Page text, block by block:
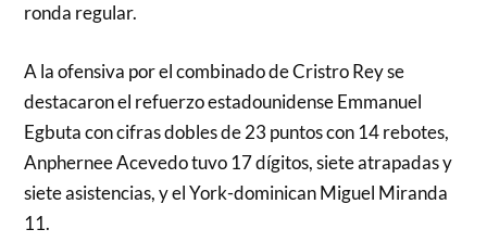
ronda regular.
A la ofensiva por el combinado de Cristro Rey se
destacaron el refuerzo estadounidense Emmanuel
Egbuta con cifras dobles de 23 puntos con 14 rebotes,
Anphernee Acevedo tuvo 17 dígitos, siete atrapadas y
siete asistencias, y el York-dominican Miguel Miranda
11.